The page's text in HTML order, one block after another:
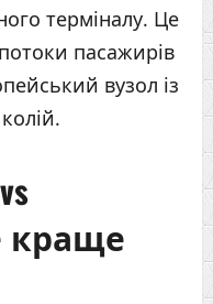
терміналу. Це
пасажирів
вузол із
краще